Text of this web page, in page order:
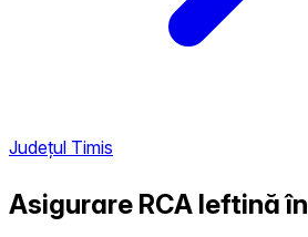
Județul Timis
Asigurare RCA Ieftină în